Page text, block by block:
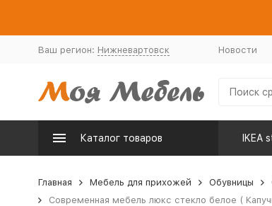
Ваш регион: Нижневартовск Новости
Каталог товаров IKEA
Главная Мебель для прихожей Обувницы
Современная мебель люкс стекло белое (